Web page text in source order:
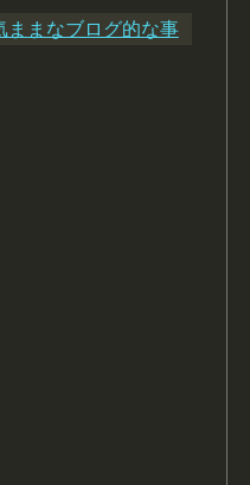
ままなブログ的な事